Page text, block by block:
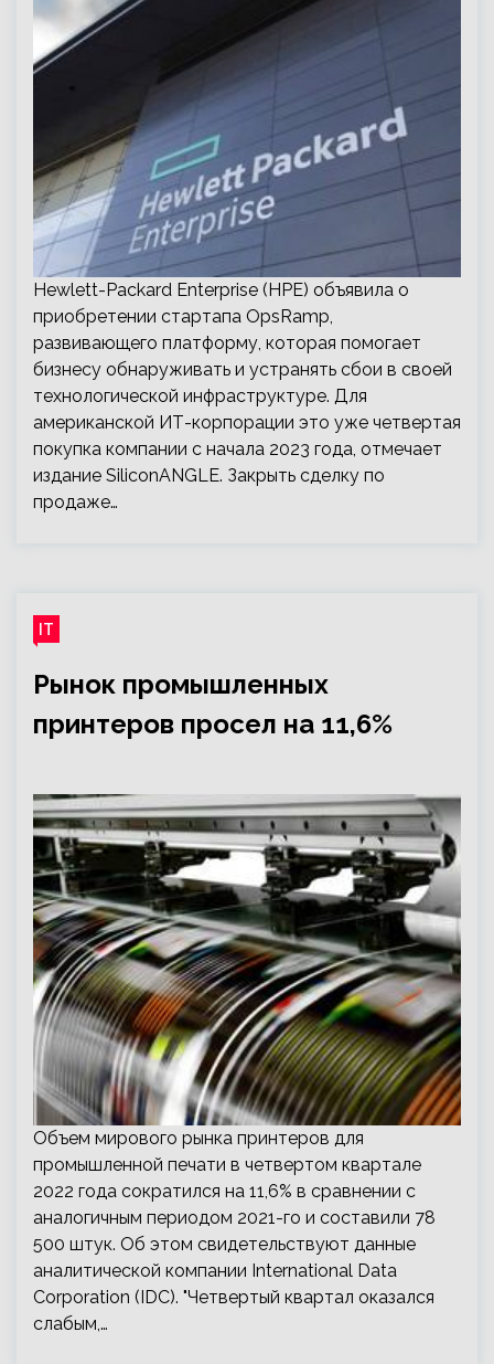
Hewlett-Packard Enterprise (HPE) объявила о
приобретении стартапа OpsRamp,
развивающего платформу, которая помогает
бизнесу обнаруживать и устранять сбои в своей
технологической инфраструктуре. Для
американской ИТ-корпорации это уже четвертая
покупка компании с начала 2023 года, отмечает
издание SiliconANGLE. Закрыть сделку по
продаже…
IT
Рынок промышленных
принтеров просел на 11,6%
Объем мирового рынка принтеров для
промышленной печати в четвертом квартале
2022 года сократился на 11,6% в сравнении с
аналогичным периодом 2021-го и составили 78
500 штук. Об этом свидетельствуют данные
аналитической компании International Data
Corporation (IDC). "Четвертый квартал оказался
слабым,…